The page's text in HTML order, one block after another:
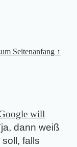
Seitenanfang ↑
will
dann weiß
falls